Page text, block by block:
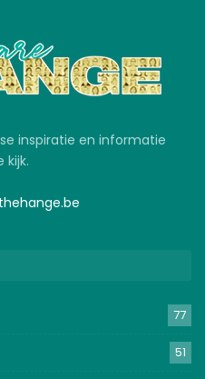
inspiratie en informatie
kijk.
77
51